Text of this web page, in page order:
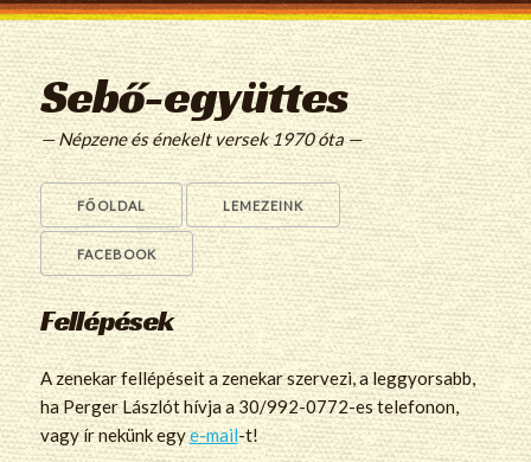
Sebő-együttes
— Népzene és énekelt versek 1970 óta —
FŐOLDAL LEMEZEINK
FACEBOOK
Fellépések
A zenekar fellépéseit a zenekar szervezi, a leggyorsabb,
ha Perger Lászlót hívja a 30/992-0772-es telefonon,
vagy ír nekünk egye-mail-t!